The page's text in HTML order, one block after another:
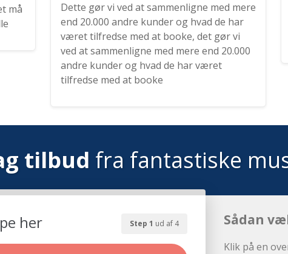
må
Dette gør vi ved at sammenligne med mere
end 20.000 andre kunder og hvad de har
været tilfredse med at booke, det gør vi
ved at sammenligne med mere end 20.000
andre kunder og hvad de har været
tilfredse med at booke
tilbud fra fantastiske
Step 1 ud af 4
her Sådan
Klik på en